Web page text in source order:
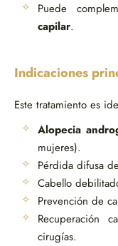
Puede
capilar.
Indicaciones
Este tratamiento es
Alopecia
mujeres).
Pérdida difusa
Cabello
Prevención de
Recuperación
cirugías.